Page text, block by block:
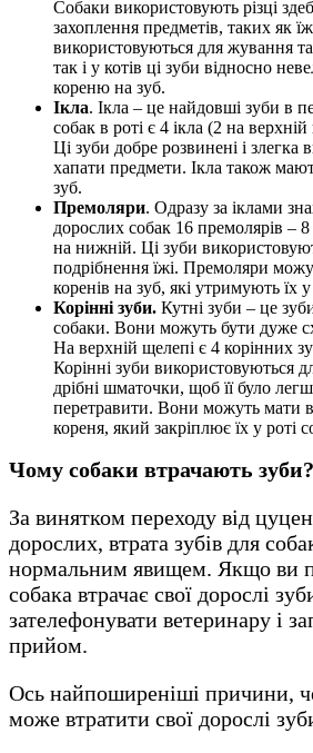
Собаки використовують різці
захоплення предметів, таких як
використовуються для жування
так і у котів ці зуби відносно
кореню на зуб.
Ікла. Ікла – це найдовші зуби в
собак в роті є 4 ікла (2 на
Ці зуби добре розвинені і злегка
хапати предмети. Ікла також
зуб.
Премоляри. Одразу за іклами
дорослих собак 16 премолярів –
на нижній. Ці зуби
подрібнення їжі. Премоляри
коренів на зуб, які утримують їх у
Корінні зуби. Кутні зуби – це
собаки. Вони можуть бути дуже
На верхній щелепі є 4 корінних
Корінні зуби використовуються
дрібні шматочки, щоб її було
перетравити. Вони можуть мати
кореня, який закріплює їх у роті
Чому собаки втрачають зуби?
За винятком переходу від
дорослих, втрата зубів для
нормальним явищем. Якщо ви
собака втрачає свої дорослі
зателефонувати ветеринару і
прийом.
Ось найпоширеніші причини,
може втратити свої дорослі